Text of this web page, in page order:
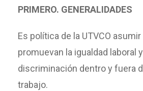
PRIMERO. GENERALIDADES
Es política de la UTVCO
promuevan la igualdad laboral
discriminación dentro y fuera
trabajo.